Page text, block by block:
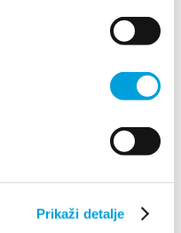
Prikaži detalje
Directions